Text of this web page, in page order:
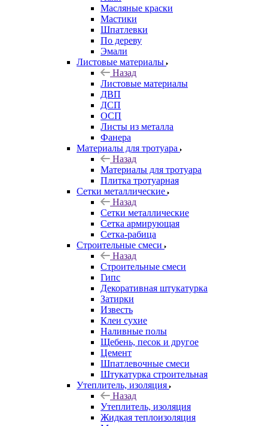
Масляные краски
Мастики
Шпатлевки
По дереву
Эмали
Листовые материалы
Назад
Листовые материалы
ДВП
ДСП
ОСП
Листы из металла
Фанера
Материалы для тротуара
Назад
Материалы для тротуара
Плитка тротуарная
Сетки металлические
Назад
Сетки металлические
Сетка армирующая
Сетка-рабица
Строительные смеси
Назад
Строительные смеси
Гипс
Декоративная штукатурка
Затирки
Известь
Клеи сухие
Наливные полы
Щебень, песок и другое
Цемент
Шпатлевочные смеси
Штукатурка строительная
Утеплитель, изоляция
Назад
Утеплитель, изоляция
Жидкая теплоизоляция